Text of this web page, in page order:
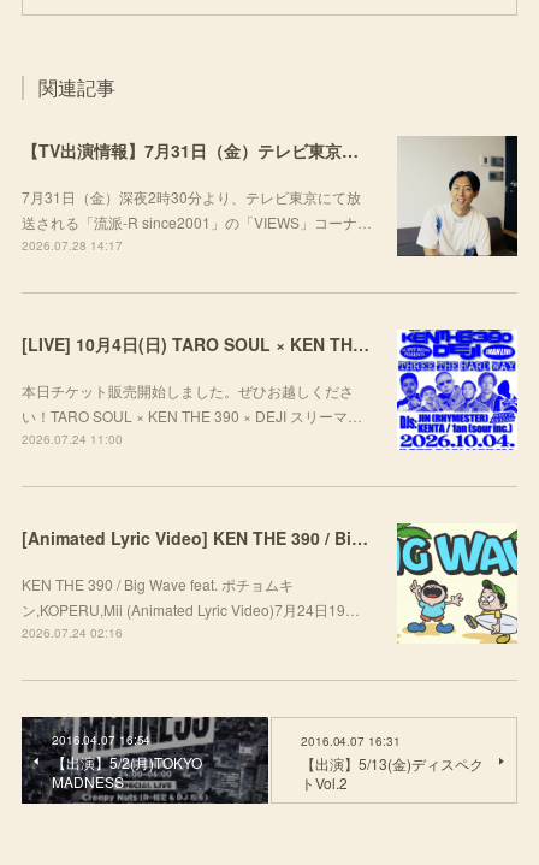
関連記事
【TV出演情報】7月31日（金）テレビ東京「流派-R since2001」
7月31日（金）深夜2時30分より、テレビ東京にて放
送される「流派-R since2001」の「VIEWS」コーナ…
2026.07.28 14:17
[LIVE] 10月4日(日) TARO SOUL × KEN THE 390 × DEJI スリーマンLIVE "THREE THE HARD WAY” @ ORD. 代官山
本日チケット販売開始しました。ぜひお越しくださ
い！TARO SOUL × KEN THE 390 × DEJI スリーマ…
2026.07.24 11:00
[Animated Lyric Video] KEN THE 390 / Big Wave feat. ポチョムキン,KOPERU,Mii
KEN THE 390 / Big Wave feat. ポチョムキ
ン,KOPERU,Mii (Animated Lyric Video)7月24日19…
2026.07.24 02:16
2016.04.07 16:54
【出演】5/2(月)TOKYO
MADNESS
2016.04.07 16:31
【出演】5/13(金)ディスペク
トVol.2